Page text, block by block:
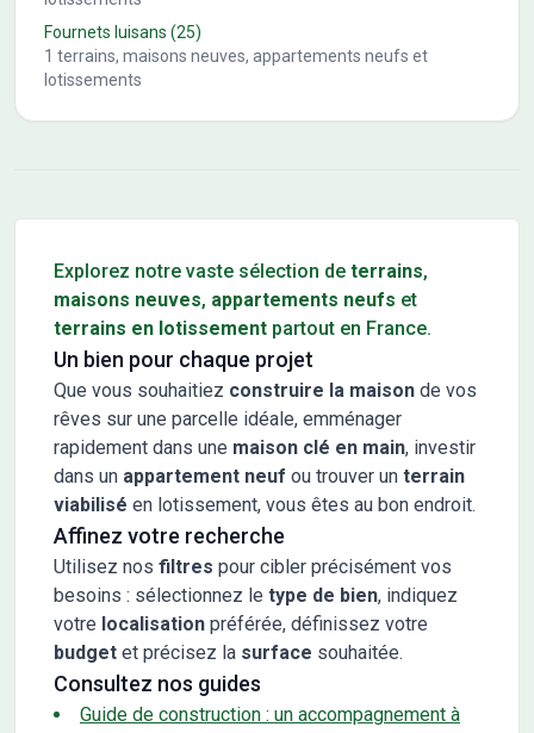
Fournets luisans (25)
1 terrains, maisons neuves, appartements neufs et
lotissements
Explorez notre vaste sélection de terrains,
maisons neuves, appartements neufs et
terrains en lotissement partout en France.
Un bien pour chaque projet
Que vous souhaitiez construire la maison de vos
rêves sur une parcelle idéale, emménager
rapidement dans une maison clé en main, investir
dans un appartement neuf ou trouver un terrain
viabilisé en lotissement, vous êtes au bon endroit.
Affinez votre recherche
Utilisez nos filtres pour cibler précisément vos
besoins : sélectionnez le type de bien, indiquez
votre localisation préférée, définissez votre
budget et précisez la surface souhaitée.
Consultez nos guides
Guide de construction : un accompagnement à